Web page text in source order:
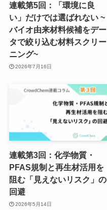
連載第5回：「環境に良
い」だけでは選ばれない ~
バイオ由来材料候補をデー
タで絞り込む材料スクリー
ニング~
2026年7月16日
連載第3回：化学物質・
PFAS規制と再生材活用を
阻む「見えないリスク」の
回避
2026年5月14日